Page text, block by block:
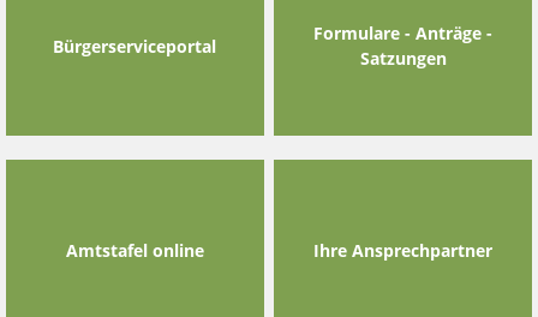
Bürgerserviceportal
Formulare - Anträge -
Satzungen
Amtstafel online Ihre Ansprechpartner